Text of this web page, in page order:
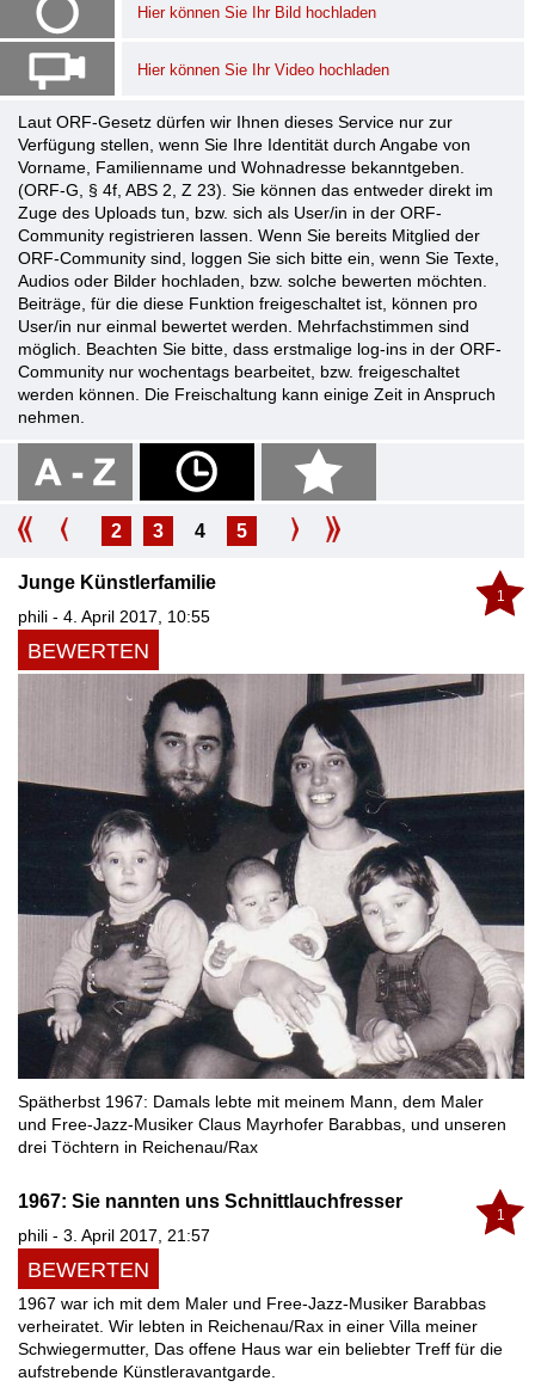
Hier können Sie Ihr Bild hochladen
Hier können Sie Ihr Video hochladen
Laut ORF-Gesetz dürfen wir Ihnen dieses Service nur zur
Verfügung stellen, wenn Sie Ihre Identität durch Angabe von
Vorname, Familienname und Wohnadresse bekanntgeben.
(ORF-G, § 4f, ABS 2, Z 23). Sie können das entweder direkt im
Zuge des Uploads tun, bzw. sich als User/in in der ORF-
Community registrieren lassen. Wenn Sie bereits Mitglied der
ORF-Community sind, loggen Sie sich bitte ein, wenn Sie Texte,
Audios oder Bilder hochladen, bzw. solche bewerten möchten.
Beiträge, für die diese Funktion freigeschaltet ist, können pro
User/in nur einmal bewertet werden. Mehrfachstimmen sind
möglich. Beachten Sie bitte, dass erstmalige log-ins in der ORF-
Community nur wochentags bearbeitet, bzw. freigeschaltet
werden können. Die Freischaltung kann einige Zeit in Anspruch
nehmen.
2 3 4 5
1
Junge Künstlerfamilie
phili - 4. April 2017, 10:55
BEWERTEN
Spätherbst 1967: Damals lebte mit meinem Mann, dem Maler
und Free-Jazz-Musiker Claus Mayrhofer Barabbas, und unseren
drei Töchtern in Reichenau/Rax
1
1967: Sie nannten uns Schnittlauchfresser
phili - 3. April 2017, 21:57
BEWERTEN
1967 war ich mit dem Maler und Free-Jazz-Musiker Barabbas
verheiratet. Wir lebten in Reichenau/Rax in einer Villa meiner
Schwiegermutter, Das offene Haus war ein beliebter Treff für die
aufstrebende Künstleravantgarde.